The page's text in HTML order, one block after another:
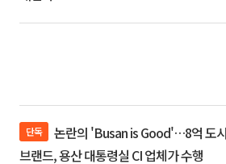
단독
브랜드, 용산 대통령실 CI 업체가 수행